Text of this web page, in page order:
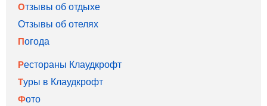
Отзывы об отдыхе
Отзывы об отелях
Погода
Рестораны Клаудкрофт
Туры в Клаудкрофт
Фото